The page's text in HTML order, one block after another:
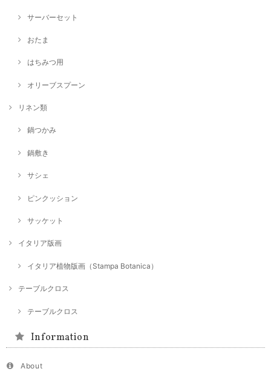
サーバーセット
おたま
はちみつ用
オリーブスプーン
リネン類
鍋つかみ
鍋敷き
サシェ
ピンクッション
サッケット
イタリア版画
イタリア植物版画（Stampa Botanica）
テーブルクロス
テーブルクロス
Information
About